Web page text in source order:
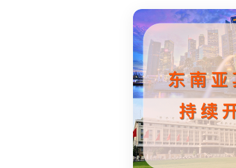
散货经济海运线
参考时效： 15-21天
集运仓：广州/金华
空运专线
参考时效：2-5天